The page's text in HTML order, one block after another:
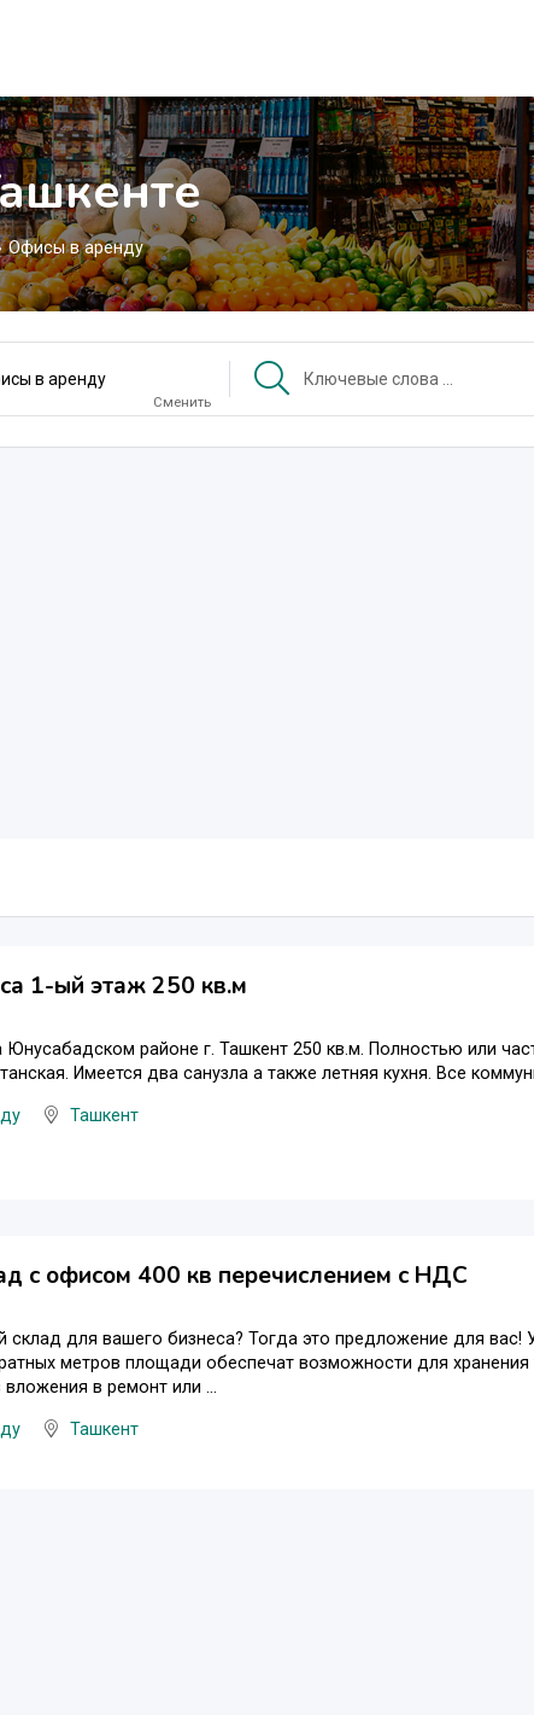
Офисы в аренду
в аренду
Сменить
1-ый этаж 250 кв.м
районе г. Ташкент 250 кв.м. Полностью или
Имеется два санузла а также летняя кухня. Все
Ташкент
с офисом 400 кв перечислением с НДС
для вашего бизнеса? Тогда это предложение для вас!
метров площади обеспечат возможности для
в ремонт или ...
Ташкент